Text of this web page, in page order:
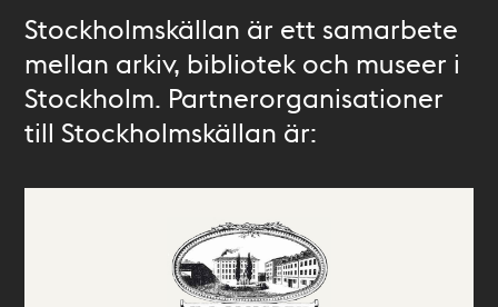
Stockholmskällan är ett samarbete
mellan arkiv, bibliotek och museer i
Stockholm. Partnerorganisationer
till Stockholmskällan är: